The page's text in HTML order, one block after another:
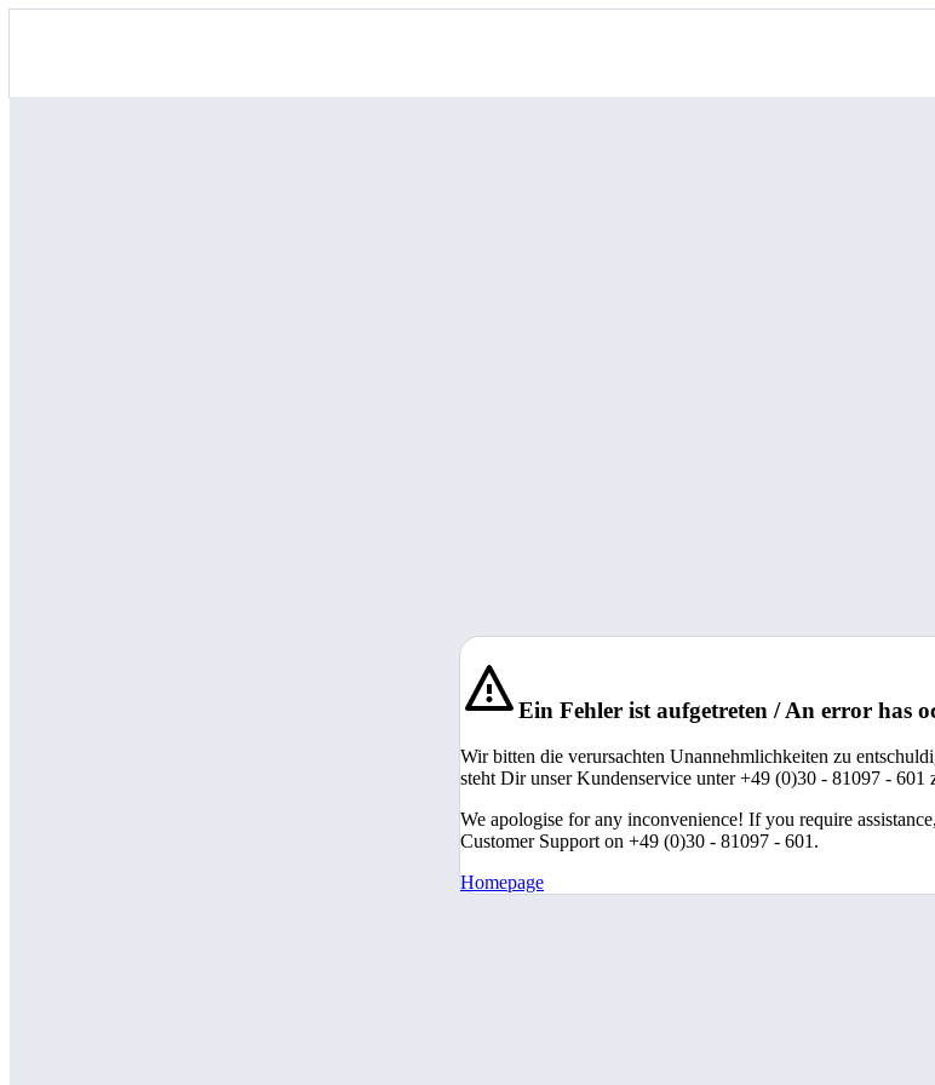
Ein Fehler ist aufgetreten / An error has
Wir bitten die verursachten Unannehmlichkeiten zu
steht Dir unser Kundenservice unter +49 (0)30 - 81097 - 601
We apologise for any inconvenience! If you require
Customer Support on +49 (0)30 - 81097 - 601.
Homepage